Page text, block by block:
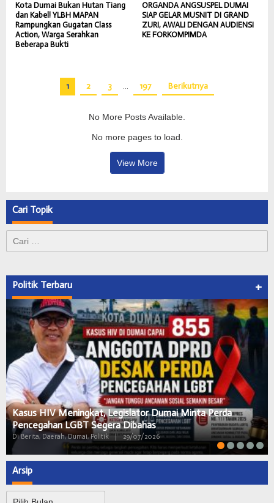
Kota Dumai Bukan Hutan Tiang
dan Kabel! YLBH MAPAN
Rampungkan Gugatan Class
Action, Warga Serahkan
Beberapa Bukti
ORGANDA ANGSUSPEL DUMAI
SIAP GELAR MUSNIT DI GRAND
ZURI, AWALI DENGAN AUDIENSI
KE FORKOMPIMDA
1 2 3 … 197 Berikutnya
No More Posts Available.
No more pages to load.
View More
Cari Topik
untuk:
Politik Terbaru +
Kasus HIV Meningkat, Legislator Dumai Minta Perda
Pencegahan LGBT Segera Dibahas
Di Berita, Daerah, Dumai, Politik | 29/07/2026
Arsip